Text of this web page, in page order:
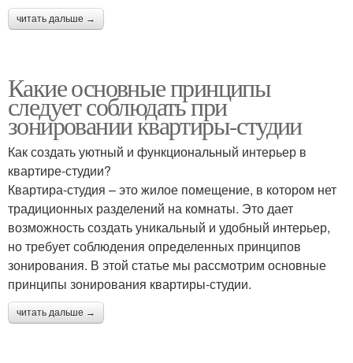
читать дальше →
Какие основные принципы
следует соблюдать при
зонировании квартиры-студии
Как создать уютный и функциональный интерьер в
квартире-студии?
Квартира-студия – это жилое помещение, в котором нет
традиционных разделений на комнаты. Это дает
возможность создать уникальный и удобный интерьер,
но требует соблюдения определенных принципов
зонирования. В этой статье мы рассмотрим основные
принципы зонирования квартиры-студии.
читать дальше →